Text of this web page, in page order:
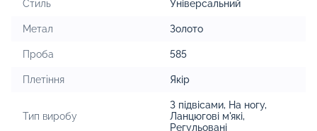
Стиль Універсальний
Метал Золото
Проба 585
Плетіння Якір
Тип виробу
З підвісами, На ногу,
Ланцюгові м'які,
Регульовані